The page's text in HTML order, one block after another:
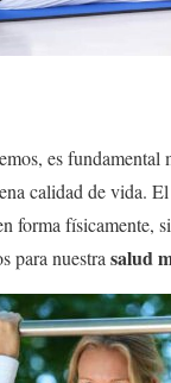
es fundamental
calidad de vida. El
forma físicamente,
para nuestra salud